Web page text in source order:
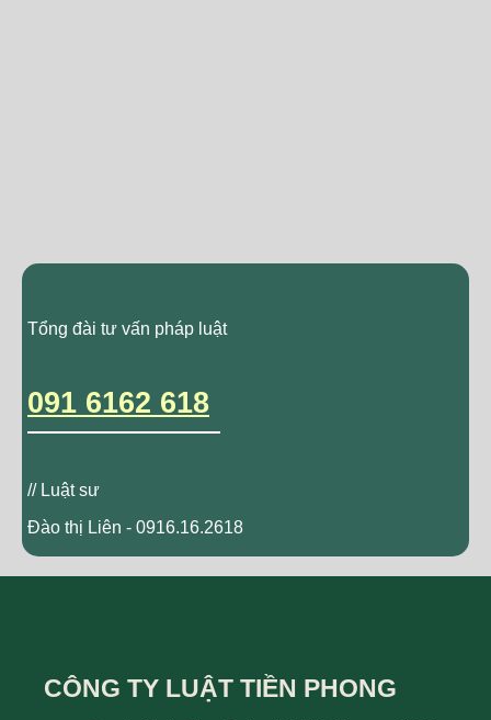
Tổng đài tư vấn pháp luật
091 6162 618
// Luật sư
Đào thị Liên - 0916.16.2618
CÔNG TY LUẬT TIỀN PHONG